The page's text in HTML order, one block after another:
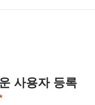
사용자 등록